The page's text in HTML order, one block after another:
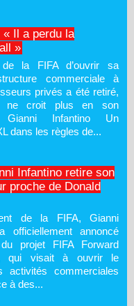
« Il a perdu la
»
la FIFA d’ouvrir sa
commerciale à
privés a été retiré,
ne croit plus en son
Gianni Infantino Un
dans les règles de...
Infantino retire son
proche de Donald
de la FIFA, Gianni
officiellement annoncé
du projet FIFA Forward
qui visait à ouvrir le
activités commerciales
à des...